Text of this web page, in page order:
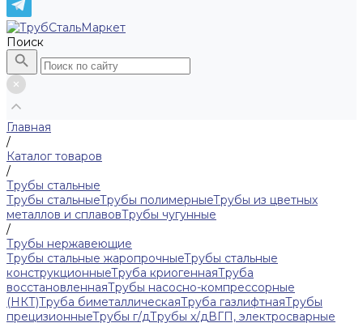
Поиск
Главная
/
Каталог товаров
/
Трубы стальные
Трубы стальныеТрубы полимерныеТрубы из цветных
металлов и сплавовТрубы чугунные
/
Трубы нержавеющие
Трубы стальные жаропрочныеТрубы стальные
конструкционныеТруба криогеннаяТруба
восстановленнаяТрубы насосно-компрессорные
(НКТ)Труба биметаллическаяТруба газлифтнаяТрубы
прецизионныеТрубы г/дТрубы х/дВГП, электросварные